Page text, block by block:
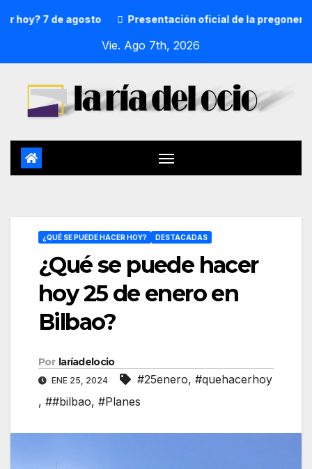
de agosto Presentación oficial de la pregonera y
Vie. Ago 7th, 2026
¿QUÉ SE PUEDE HACER HOY? DESTACADAS
¿Qué se puede hacer
hoy 25 de enero en
Bilbao?
Por laríadelocio
ENE 25, 2024 #25enero, #quehacerhoy
, ##bilbao, #Planes